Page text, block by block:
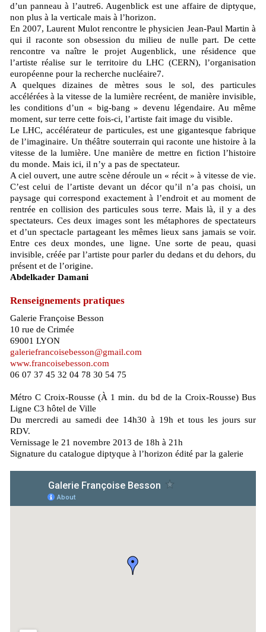
d’un panneau à l’autre6. Augenblick est une affaire de diptyque,
non plus à la verticale mais à l’horizon.
En 2007, Laurent Mulot rencontre le physicien Jean-Paul Martin à
qui il raconte son obsession du milieu de nulle part. De cette
rencontre va naître le projet Augenblick, une résidence que
l’artiste réalise sur le territoire du LHC (CERN), l’organisation
européenne pour la recherche nucléaire7.
A quelques dizaines de mètres sous le sol, des particules
accélérées à la vitesse de la lumière recréent, de manière invisible,
les conditions d’un « big-bang » devenu légendaire. Au même
moment, sur terre cette fois-ci, l’artiste fait image du visible.
Le LHC, accélérateur de particules, est une gigantesque fabrique
de l’imaginaire. Un théâtre souterrain qui raconte une histoire à la
vitesse de la lumière. Une manière de mettre en fiction l’histoire
du monde. Mais ici, il n’y a pas de spectateur.
A ciel ouvert, une autre scène déroule un « récit » à vitesse de vie.
C’est celui de l’artiste devant un décor qu’il n’a pas choisi, un
paysage qui correspond exactement à l’endroit et au moment de
rentrée en collision des particules sous terre. Mais là, il y a des
spectateurs. Ces deux images sont les métaphores de spectateurs
et d’un spectacle partageant les mêmes lieux sans jamais se voir.
Entre ces deux mondes, une ligne. Une sorte de peau, quasi
invisible, créée par l’artiste pour parler du dedans et du dehors, du
présent et de l’origine.
Abdelkader Damani
Renseignements pratiques
Galerie Françoise Besson
10 rue de Crimée
69001 LYON
galeriefrancoisebesson@gmail.com
www.francoisebesson.com
06 07 37 45 32 04 78 30 54 75
Métro C Croix-Rousse (À 1 min. du bd de la Croix-Rousse) Bus
Ligne C3 hôtel de Ville
Du mercredi au samedi dee 14h30 à 19h et tous les jours sur
RDV.
Vernissage le 21 novembre 2013 de 18h à 21h
Signature du catalogue diptyque à l’horizon édité par la galerie